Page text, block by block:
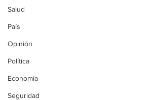
Salud
País
Opinión
Política
Economía
Seguridad